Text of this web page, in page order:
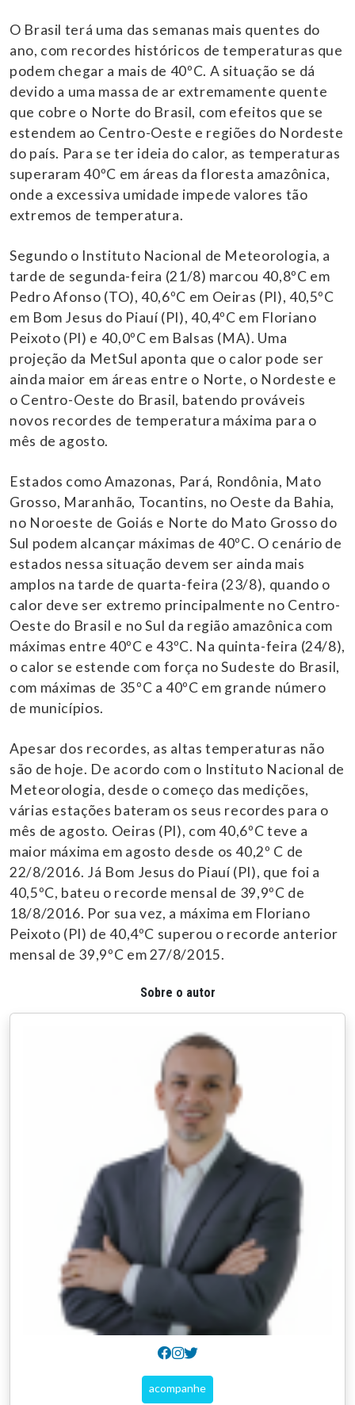
O Brasil terá uma das semanas mais quentes do
ano, com recordes históricos de temperaturas que
podem chegar a mais de 40ºC. A situação se dá
devido a uma massa de ar extremamente quente
que cobre o Norte do Brasil, com efeitos que se
estendem ao Centro-Oeste e regiões do Nordeste
do país. Para se ter ideia do calor, as temperaturas
superaram 40ºC em áreas da floresta amazônica,
onde a excessiva umidade impede valores tão
extremos de temperatura.
Segundo o Instituto Nacional de Meteorologia, a
tarde de segunda-feira (21/8) marcou 40,8ºC em
Pedro Afonso (TO), 40,6ºC em Oeiras (PI), 40,5ºC
em Bom Jesus do Piauí (PI), 40,4ºC em Floriano
Peixoto (PI) e 40,0ºC em Balsas (MA). Uma
projeção da MetSul aponta que o calor pode ser
ainda maior em áreas entre o Norte, o Nordeste e
o Centro-Oeste do Brasil, batendo prováveis
novos recordes de temperatura máxima para o
mês de agosto.
Estados como Amazonas, Pará, Rondônia, Mato
Grosso, Maranhão, Tocantins, no Oeste da Bahia,
no Noroeste de Goiás e Norte do Mato Grosso do
Sul podem alcançar máximas de 40ºC. O cenário de
estados nessa situação devem ser ainda mais
amplos na tarde de quarta-feira (23/8), quando o
calor deve ser extremo principalmente no Centro-
Oeste do Brasil e no Sul da região amazônica com
máximas entre 40ºC e 43ºC. Na quinta-feira (24/8),
o calor se estende com força no Sudeste do Brasil,
com máximas de 35ºC a 40ºC em grande número
de municípios.
Apesar dos recordes, as altas temperaturas não
são de hoje. De acordo com o Instituto Nacional de
Meteorologia, desde o começo das medições,
várias estações bateram os seus recordes para o
mês de agosto. Oeiras (PI), com 40,6ºC teve a
maior máxima em agosto desde os 40,2º C de
22/8/2016. Já Bom Jesus do Piauí (PI), que foi a
40,5ºC, bateu o recorde mensal de 39,9ºC de
18/8/2016. Por sua vez, a máxima em Floriano
Peixoto (PI) de 40,4ºC superou o recorde anterior
mensal de 39,9ºC em 27/8/2015.
Sobre o autor
acompanhe